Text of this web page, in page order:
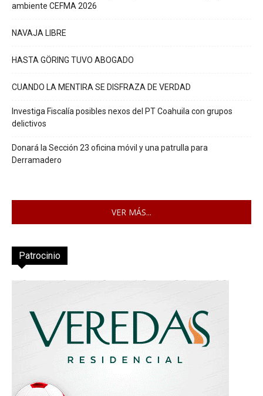
ambiente CEFMA 2026
NAVAJA LIBRE
HASTA GÖRING TUVO ABOGADO
CUANDO LA MENTIRA SE DISFRAZA DE VERDAD
Investiga Fiscalía posibles nexos del PT Coahuila con grupos
delictivos
Donará la Sección 23 oficina móvil y una patrulla para
Derramadero
VER MÁS...
Patrocinio